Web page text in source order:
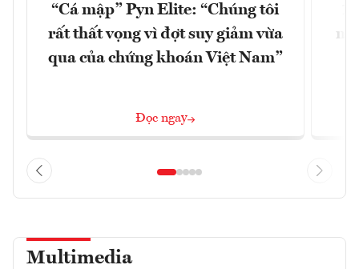
“Cá mập” Pyn Elite: “Chúng tôi
rất thất vọng vì đợt suy giảm vừa
qua của chứng khoán Việt Nam”
Đọc ngay
Multimedia